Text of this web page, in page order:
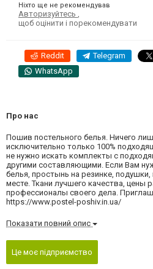
Ніхто ще не рекомендував
Авторизуйтесь
щоб оцінити і порекомендувати
Reddit Telegram
WhatsApp
Про нас
Пошив постельного белья. Ничего
исключительно только 100%
не нужно искать комплекты с
другими составляющими. Если Вам
белья, простынь на резинке,
месте. Ткани лучшего качества,
профессионалы своего дела.
https://www.postel-poshiv.in.ua/
Показати повний опис
Це моє підприємство